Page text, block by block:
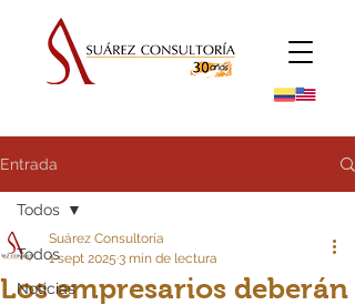
Entrada
Todos
Noticias
Todos
Los empresarios deberán
Suárez Consultoría
1 sept 2025 3 min de lectura